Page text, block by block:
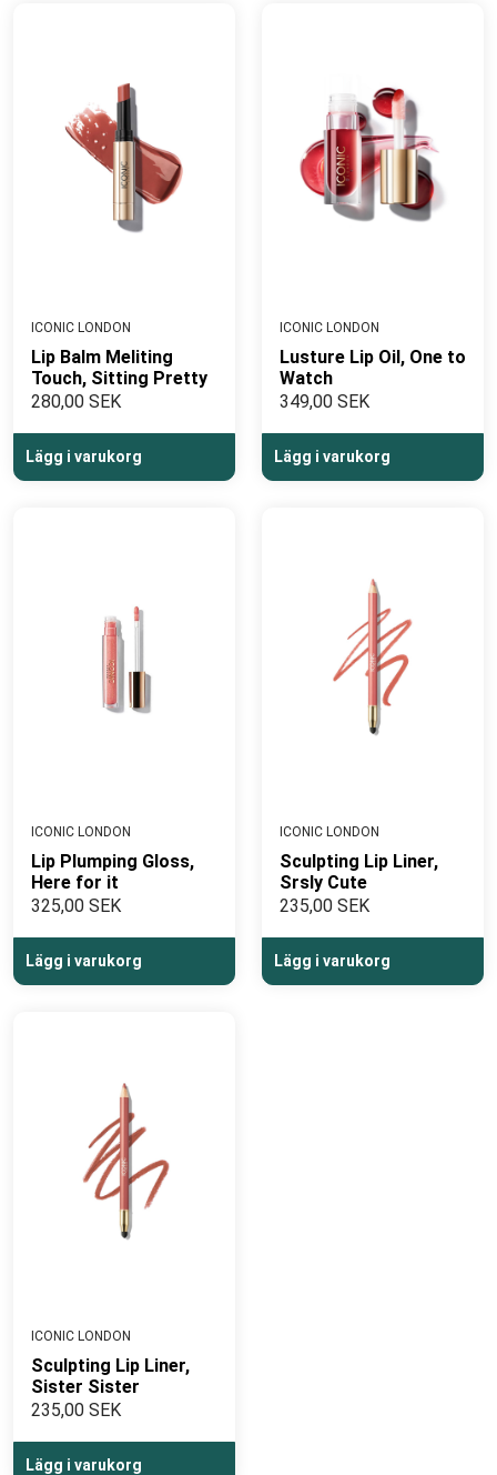
ICONIC LONDON
Lip Balm Meliting
Touch, Sitting Pretty
280,00 SEK
Lägg i varukorg
ICONIC LONDON
Lusture Lip Oil, One to
Watch
349,00 SEK
Lägg i varukorg
ICONIC LONDON
Lip Plumping Gloss,
Here for it
325,00 SEK
Lägg i varukorg
ICONIC LONDON
Sculpting Lip Liner,
Srsly Cute
235,00 SEK
Lägg i varukorg
ICONIC LONDON
Sculpting Lip Liner,
Sister Sister
235,00 SEK
Lägg i varukorg